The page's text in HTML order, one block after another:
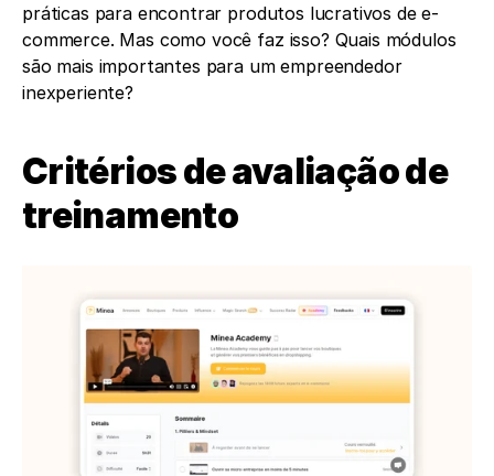
práticas para encontrar produtos lucrativos de e-
commerce. Mas como você faz isso? Quais módulos
são mais importantes para um empreendedor
inexperiente?
Critérios de avaliação de
treinamento